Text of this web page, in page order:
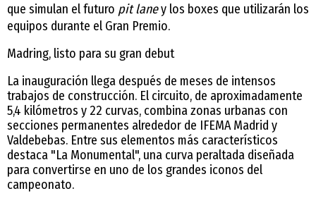
que simulan el futuro pit laney los boxes que utilizarán los
equipos durante el Gran Premio.
Madring, listo para su gran debut
La inauguración llega después de meses de intensos
trabajos de construcción. El circuito, de aproximadamente
5,4 kilómetros y 22 curvas, combina zonas urbanas con
secciones permanentes alrededor de IFEMA Madrid y
Valdebebas. Entre sus elementos más característicos
destaca "La Monumental", una curva peraltada diseñada
para convertirse en uno de los grandes iconos del
campeonato.